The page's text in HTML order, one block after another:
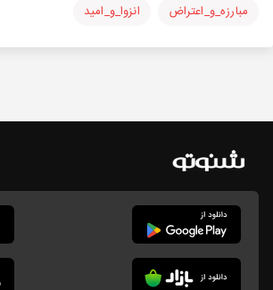
مبارزه_و_اعتراض
انزوا_و_امید